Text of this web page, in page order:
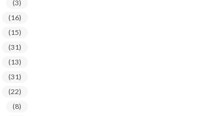
(3)
(16)
(15)
(31)
(13)
(31)
(22)
(8)